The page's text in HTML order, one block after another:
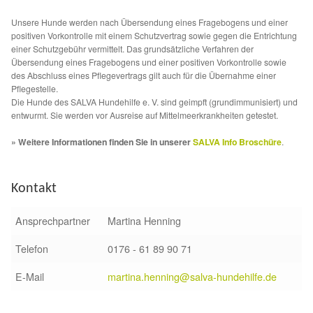
Sicherheitsgeschirr
Mittelmeerkrankheiten
Leishmaniose
Ablauf Adoption
Info Broschüre – SALVA Hundehilfe e.V.
Unsere Hunde werden nach Übersendung eines Fragebogens und einer
positiven Vorkontrolle mit einem Schutzvertrag sowie gegen die Entrichtung
einer Schutzgebühr vermittelt. Das grundsätzliche Verfahren der
Übersendung eines Fragebogens und einer positiven Vorkontrolle sowie
des Abschluss eines Pflegevertrags gilt auch für die Übernahme einer
Pflegestelle.
Die Hunde des SALVA Hundehilfe e. V. sind geimpft (grundimmunisiert) und
entwurmt. Sie werden vor Ausreise auf Mittelmeerkrankheiten getestet.
» Weitere Informationen finden Sie in unsererSALVA Info Broschüre.
Kontakt
Ansprechpartner
Martina Henning
Telefon
0176 - 61 89 90 71
E-Mail
martina.henning@salva-hundehilfe.de